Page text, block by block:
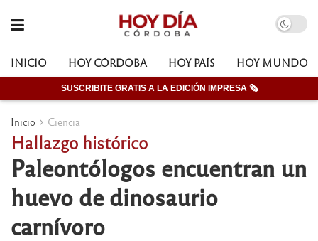
INICIO HOY CÓRDOBA HOY PAÍS HOY MUNDO
SUSCRIBITE GRATIS A LA EDICIÓN IMPRESA 🗞
Inicio Ciencia
Hallazgo histórico
Paleontólogos encuentran un
huevo de dinosaurio
carnívoro